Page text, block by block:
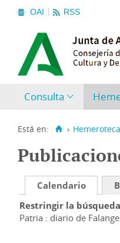
OAI RSS
Consulta
Está en: › Hemeroteca
Calendario
Restringir la
Patria : diario de